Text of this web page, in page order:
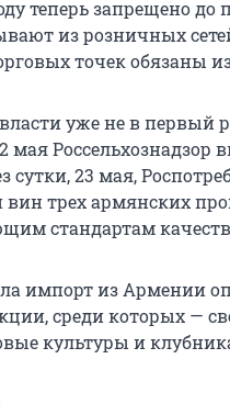
теперь запрещено
из розничных
точек обязаны
уже не в первый
Россельхознадзор
23 мая,
трех армянских
стандартам
импорт из Армении
среди которых —
культуры и